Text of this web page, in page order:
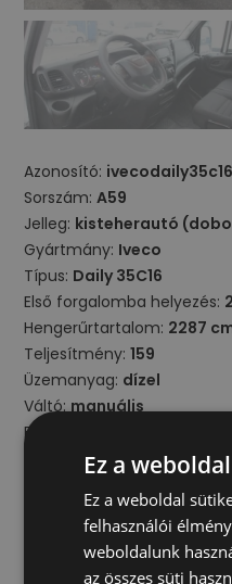
Azonosító: ivecodaily35c16
Sorszám:A59
Jelleg: kisteherautó
Gyártmány: Iveco
Típus: Daily 35C16
Első forgalomba helyezés:
Hengerűrtartalom: 2287
Teljesítmény:159
Üzemanyag: dízel
Váltó:manuális
Futott km:
fehér
Össztömeg:3500 kg
Kiegészítők
Ez a
Ez a weboldal
felhasználói
weboldalunk
az összes süti